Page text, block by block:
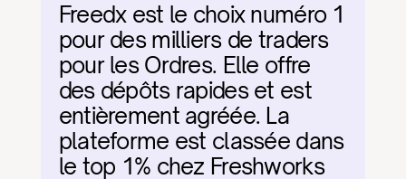
Freedx est le choix numéro 1
pour des milliers de traders
pour les Ordres. Elle offre
des dépôts rapides et est
entièrement agréée. La
plateforme est classée dans
le top 1% chez Freshworks